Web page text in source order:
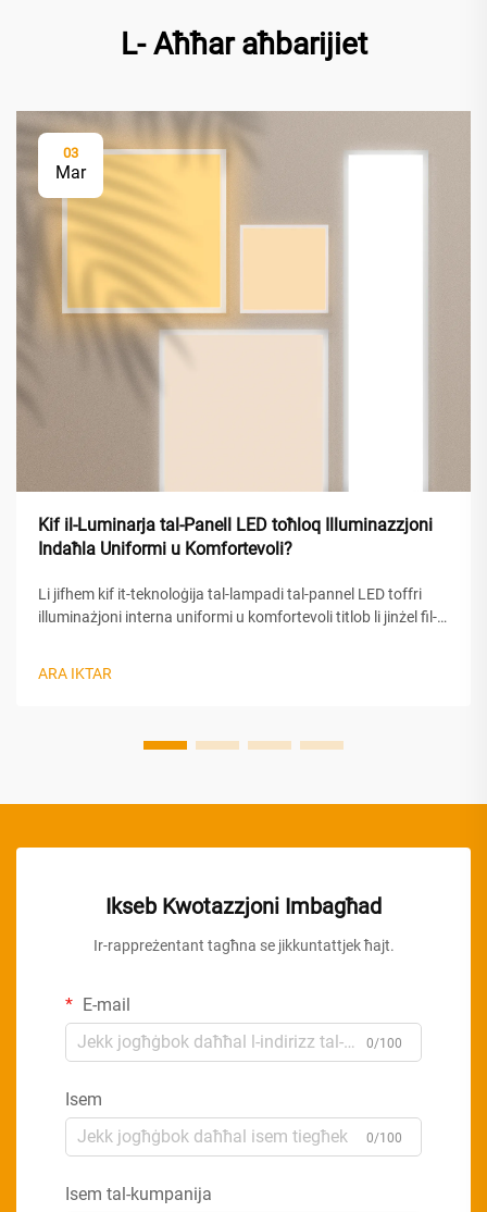
L- Aħħar aħbarijiet
03
Mar
Kif il-Luminarja tal-Panell LED toħloq Illuminazzjoni
Indaħla Uniformi u Komfortevoli?
Li jifhem kif it-teknoloġija tal-lampadi tal-pannel LED toffri
illuminażjoni interna uniformi u komfortevoli titlob li jinżel fil-
ARA IKTAR
Ikseb Kwotazzjoni Imbagħad
Ir-rappreżentant tagħna se jikkuntattjek ħajt.
E-mail
0/100
Isem
0/100
Isem tal-kumpanija